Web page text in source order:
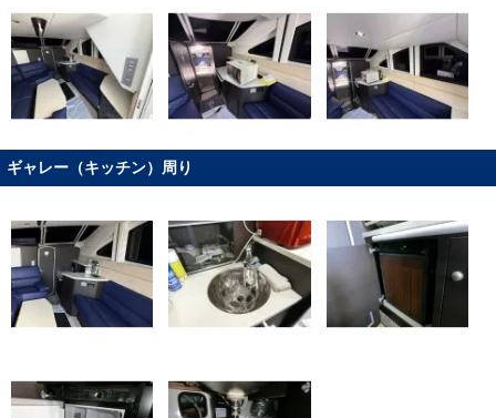
ギャレー（キッチン）周り